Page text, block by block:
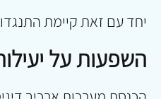
יחד עם זאת קיימת
השפעות על